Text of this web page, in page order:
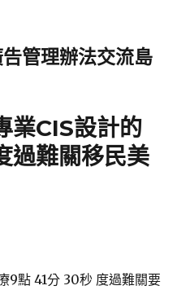
管理辦法交流島
業CIS設計的
過難關移民美
9點 41分 30秒 度過難關要